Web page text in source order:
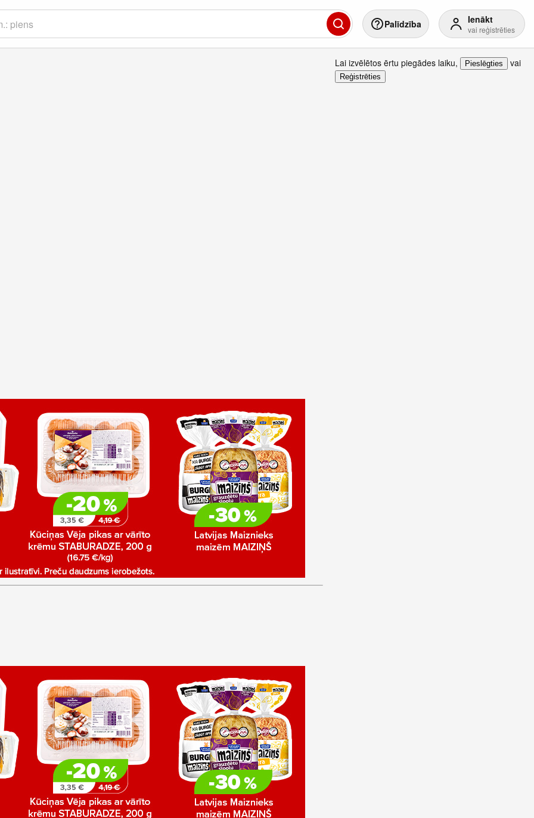
Palīdzība Ienākt
vai reģistrēties
Lai izvēlētos ērtu piegādes laiku, Pieslēgties vai
Reģistrēties